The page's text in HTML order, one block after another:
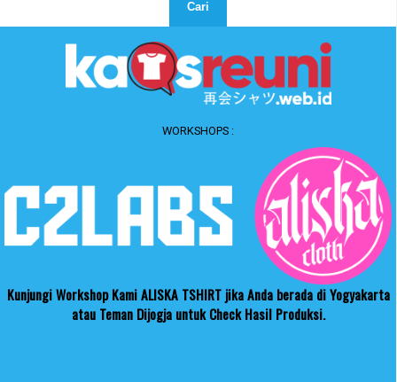
WORKSHOPS :
Kunjungi Workshop Kami ALISKA TSHIRT jika Anda berada di Yogyakarta
atau Teman Dijogja untuk Check Hasil Produksi.